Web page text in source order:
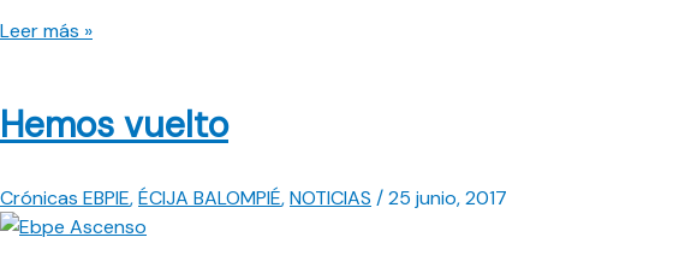
“El
ha
rubricado
un
merecidísimo
Leer más »
Hemos vuelto
Crónicas EBPIE,ÉCIJA BALOMPIÉ,NOTICIAS /25 junio, 2017